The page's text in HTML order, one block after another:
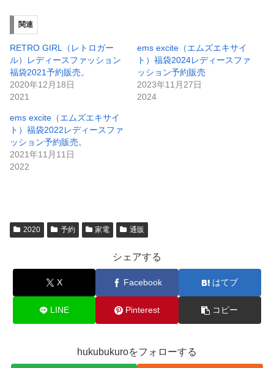
関連
RETRO GIRL（レトロガー
ル）レディースファッション
福袋2021予約販売。
2020年12月18日
2021
ems excite（エムズエキサイ
ト）福袋2024レディースファ
ッション予約販売
2023年11月27日
2024
ems excite（エムズエキサイ
ト）福袋2022レディースファ
ッション予約販売。
2021年11月11日
2022
2020 予約 家電 通販
シェアする
X Facebook はてブ
LINE Pinterest コピー
hukubukuroをフォローする